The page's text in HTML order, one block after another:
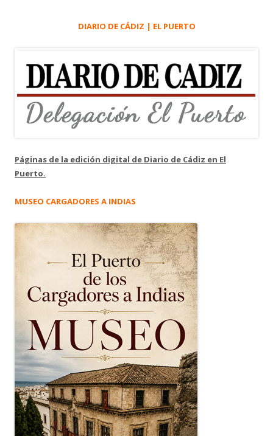
DIARIO DE CÁDIZ | EL PUERTO
Páginas de la edición digital de Diario de Cádiz en El
Puerto.
MUSEO CARGADORES A INDIAS